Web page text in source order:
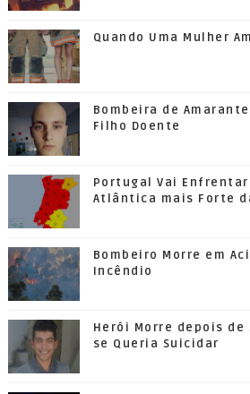
Quando Uma Mulher
Bombeira de
Filho Doente
Portugal Vai Enfrentar
Atlântica mais Forte
Bombeiro Morre em
Incêndio
Herói Morre depois de
se Queria Suicidar